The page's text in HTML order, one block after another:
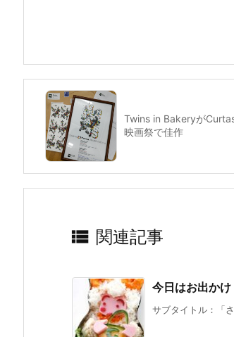
k
Twins in Bakeryが
映画祭で佳作
 関連記事
今日はお出かけ
サブタイトル：「